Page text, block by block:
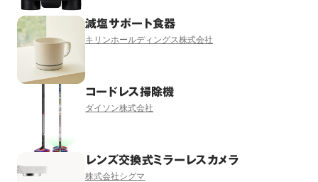
減塩サポート食器
キリンホールディングス株式会社
コードレス掃除機
ダイソン株式会社
レンズ交換式ミラーレスカメラ
株式会社シグマ